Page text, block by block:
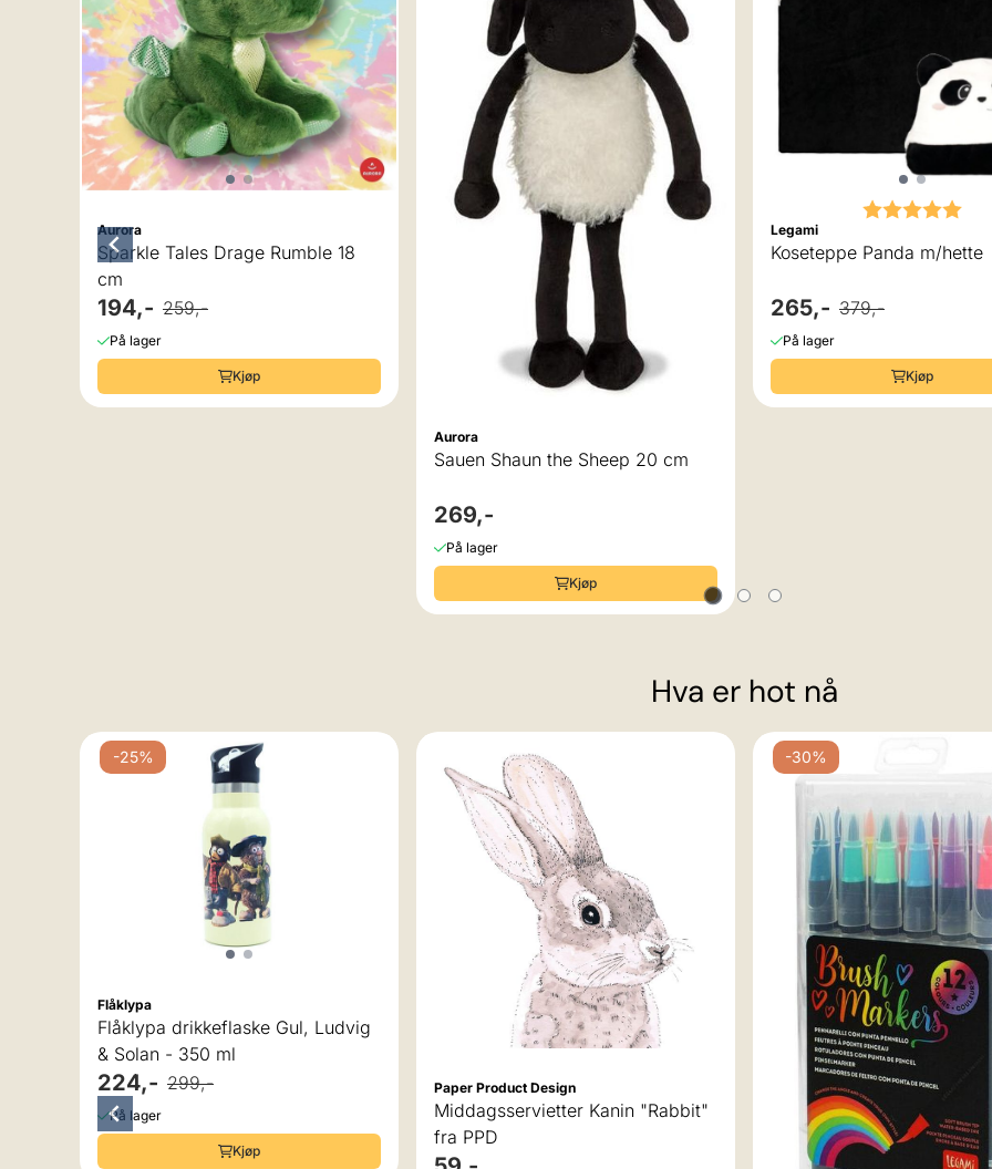
Aurora
Sparkle Tales Drage Rumble 18
cm
194,- 259,-
På lager
Kjøp
Aurora
Sauen Shaun the Sheep 20 cm
269,-
På lager
Kjøp
Karakter:
Legami
Koseteppe Panda m/hette
265,- 379,-
På lager
Kjøp
Hva er hot nå
-25%
Flåklypa
Flåklypa drikkeflaske Gul, Ludvig
& Solan - 350 ml
224,- 299,-
På lager
Kjøp
Paper Product Design
Middagsservietter Kanin "Rabbit"
fra PPD
-30%